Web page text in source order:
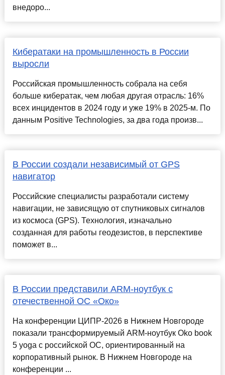
внедоро...
Кибератаки на промышленность в России
выросли
Российская промышленность собрала на себя
больше кибератак, чем любая другая отрасль: 16%
всех инцидентов в 2024 году и уже 19% в 2025-м. По
данным Positive Technologies, за два года произв...
В России создали независимый от GPS
навигатор
Российские специалисты разработали систему
навигации, не зависящую от спутниковых сигналов
из космоса (GPS). Технология, изначально
созданная для работы геодезистов, в перспективе
поможет в...
В России представили ARM-ноутбук с
отечественной ОС «Око»
На конференции ЦИПР-2026 в Нижнем Новгороде
показали трансформируемый ARM-ноутбук Oko book
5 yoga с российской ОС, ориентированный на
корпоративный рынок. В Нижнем Новгороде на
конференции ...